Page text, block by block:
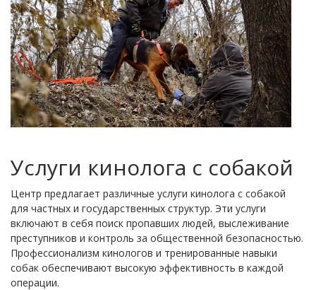
Услуги кинолога с собакой
Центр предлагает различные услуги кинолога с собакой
для частных и государственных структур. Эти услуги
включают в себя поиск пропавших людей, выслеживание
преступников и контроль за общественной безопасностью.
Профессионализм кинологов и тренированные навыки
собак обеспечивают высокую эффективность в каждой
операции.